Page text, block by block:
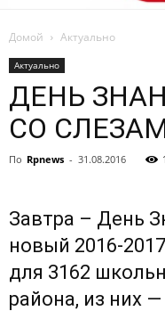
Домой Актуально
Актуально
ДЕНЬ
СО
По Rpnews - 31.08.2016
Завтра – День
новый 2016-
для 3162
района, из них